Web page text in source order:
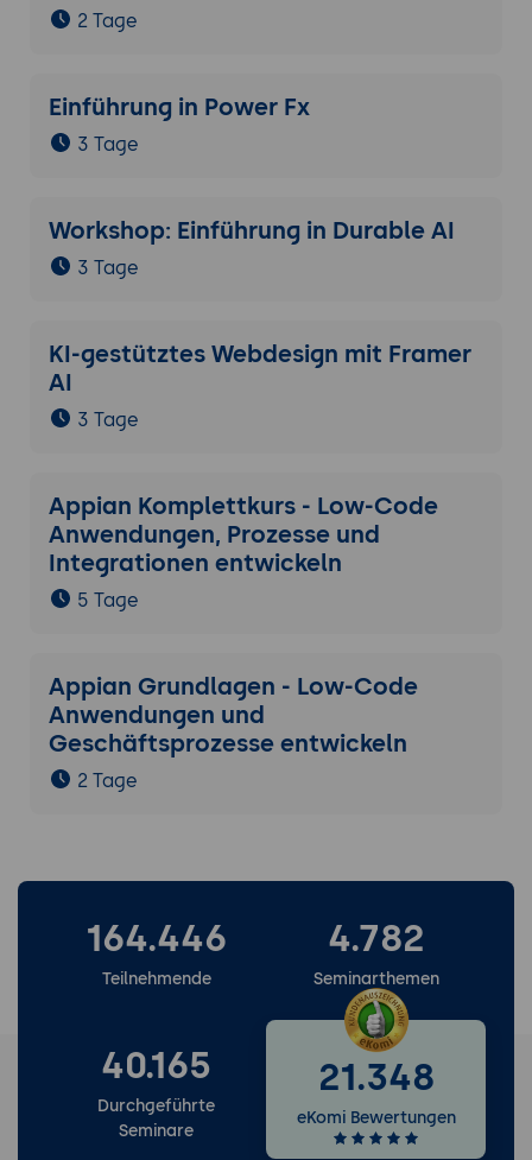
2 Tage
Einführung in Power Fx
3 Tage
Workshop: Einführung in Durable AI
3 Tage
KI-gestütztes Webdesign mit Framer
AI
3 Tage
Appian Komplettkurs - Low-Code
Anwendungen, Prozesse und
Integrationen entwickeln
5 Tage
Appian Grundlagen - Low-Code
Anwendungen und
Geschäftsprozesse entwickeln
2 Tage
164.446
Teilnehmende
4.782
Seminarthemen
40.165
Durchgeführte
Seminare
21.348
eKomi Bewertungen